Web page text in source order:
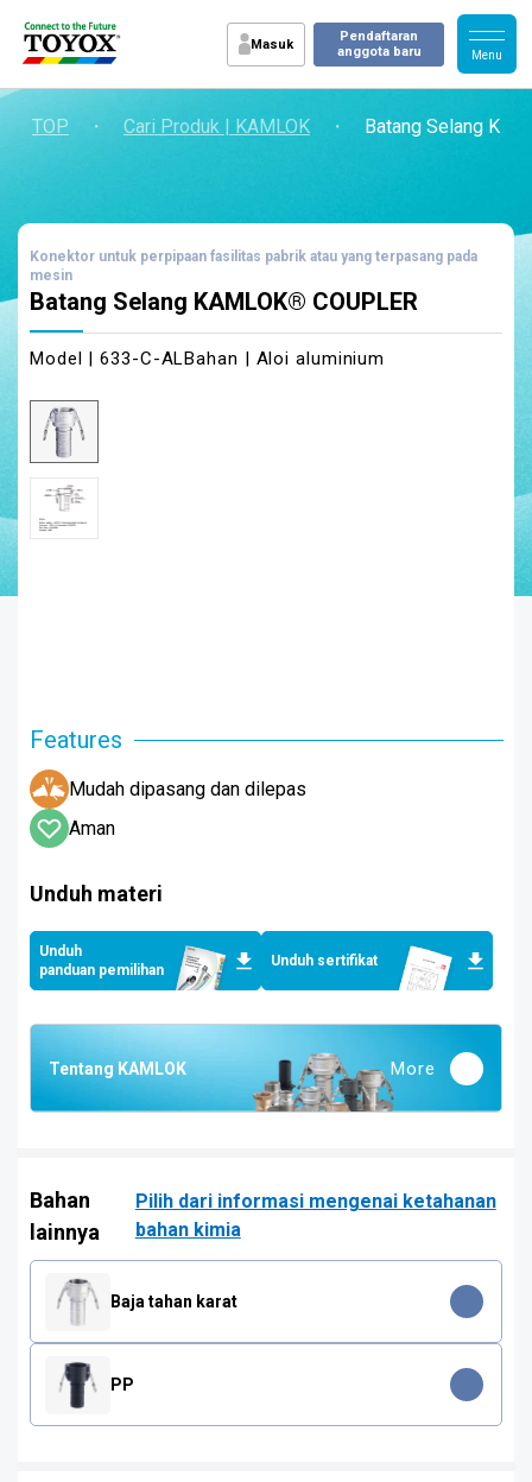
Masuk
Pendaftaran
anggota baru
TOP ・ Cari Produk | KAMLOK ・ Batang Selang
Konektor untuk perpipaan fasilitas pabrik atau yang terpasang pada
mesin
Batang Selang KAMLOK® COUPLER
Model | 633-C-ALBahan | Aloi aluminium
Features
Mudah dipasang dan dilepas
Aman
Unduh materi
Unduh
panduan pemilihan
Unduh sertifikat
Tentang KAMLOK More
Bahan
lainnya
Pilih dari informasi mengenai ketahanan
bahan kimia
Baja tahan karat
PP